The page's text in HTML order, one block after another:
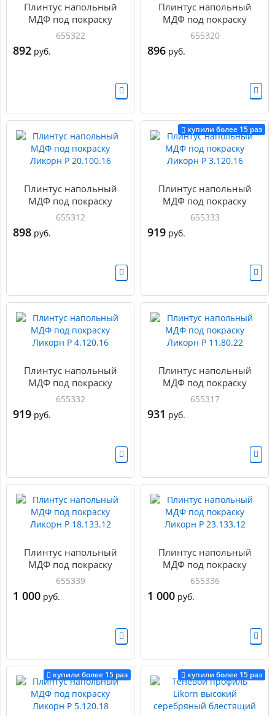
Плинтус напольный
МДФ под покраску
Ликорн Р 6.100.16
655322
892 руб.
Плинтус напольный
МДФ под покраску
Ликорн Р 7.108.16
655320
896 руб.
Плинтус напольный
МДФ под покраску
Ликорн Р 20.100.16
655312
898 руб.
купили более 15 раз
Плинтус напольный
МДФ под покраску
Ликорн Р 3.120.16
655333
919 руб.
Плинтус напольный
МДФ под покраску
Ликорн Р 4.120.16
655332
919 руб.
Плинтус напольный
МДФ под покраску
Ликорн Р 11.80.22
655317
931 руб.
Плинтус напольный
МДФ под покраску
Ликорн Р 18.133.12
655339
1 000 руб.
Плинтус напольный
МДФ под покраску
Ликорн Р 23.133.12
655336
1 000 руб.
купили более 15 раз купили более 15 раз